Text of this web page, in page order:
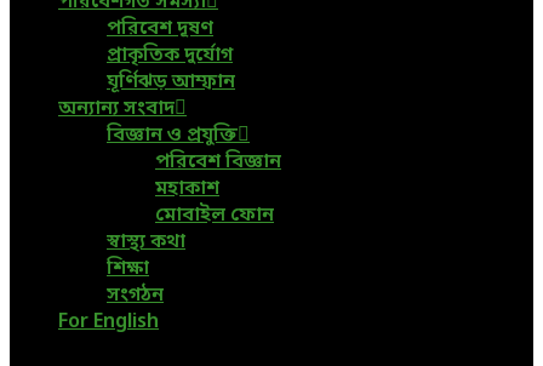
পরিবেশ দূষণ
প্রাকৃতিক দুর্যোগ
ঘূর্ণিঝড় আম্ফান
অন্যান্য সংবাদ
বিজ্ঞান ও প্রযুক্তি
পরিবেশ বিজ্ঞান
মহাকাশ
মোবাইল ফোন
স্বাস্থ্য কথা
শিক্ষা
সংগঠন
For English